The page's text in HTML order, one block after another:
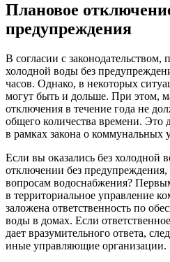
Плановое
предупреждения
В согласии с законодательством,
холодной воды без
часов. Однако, в некоторых
могут быть и дольше. При этом,
отключения в течение года не
общего количества времени. Это
в рамках закона о коммунальных
Если вы оказались без холодной
отключении без
вопросам водоснабжения?
в территориальное управление
заложена ответственность по
воды в домах. Если
дает вразумительного ответа,
иные управляющие организации.